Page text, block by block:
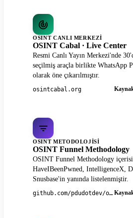
OSINT CANLI MERKEZI
OSINT Cabal · Live Center
Resmi Canlı Yayın Merkezi'nde
seçilmiş araçla birlikte WhatsApp
olarak öne çıkarılmıştır.
osintcabal.org
OSINT METODOLOJISI
OSINT Funnel Methodology
OSINT Funnel Methodology
HaveIBeenPwned, IntelligenceX,
Snusbase'in yanında listelenmiştir.
github.com/pdudotdev/ofm